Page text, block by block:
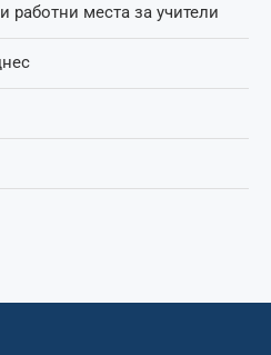
места за учители